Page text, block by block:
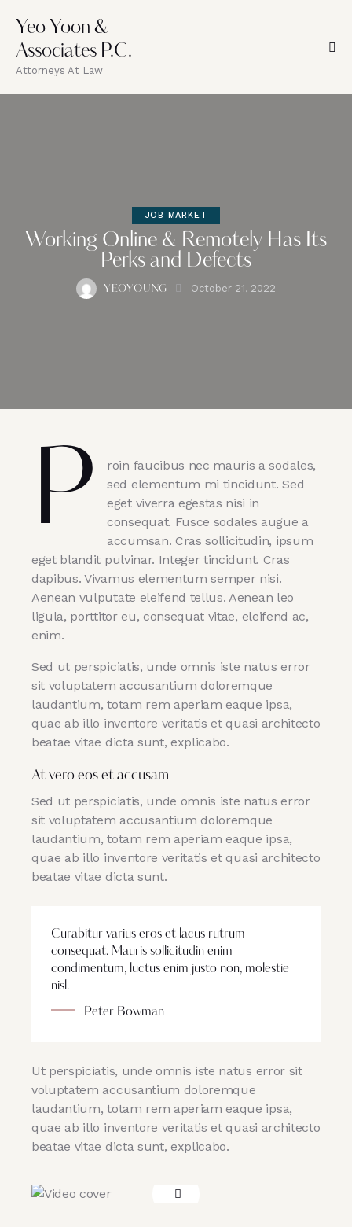
Yeo Yoon &
Associates P.C.
Attorneys At Law
JOB MARKET
Working Online & Remotely Has Its
Perks and Defects
YEOYOUNG October 21, 2022
P
roin faucibus nec mauris a sodales,
sed elementum mi tincidunt. Sed
eget viverra egestas nisi in
consequat. Fusce sodales augue a
accumsan. Cras sollicitudin, ipsum
eget blandit pulvinar. Integer tincidunt. Cras
dapibus. Vivamus elementum semper nisi.
Aenean vulputate eleifend tellus. Aenean leo
ligula, porttitor eu, consequat vitae, eleifend ac,
enim.
Sed ut perspiciatis, unde omnis iste natus error
sit voluptatem accusantium doloremque
laudantium, totam rem aperiam eaque ipsa,
quae ab illo inventore veritatis et quasi architecto
beatae vitae dicta sunt, explicabo.
At vero eos et accusam
Sed ut perspiciatis, unde omnis iste natus error
sit voluptatem accusantium doloremque
laudantium, totam rem aperiam eaque ipsa,
quae ab illo inventore veritatis et quasi architecto
beatae vitae dicta sunt.
Curabitur varius eros et lacus rutrum
consequat. Mauris sollicitudin enim
condimentum, luctus enim justo non, molestie
nisl.
Peter Bowman
Ut perspiciatis, unde omnis iste natus error sit
voluptatem accusantium doloremque
laudantium, totam rem aperiam eaque ipsa,
quae ab illo inventore veritatis et quasi architecto
beatae vitae dicta sunt, explicabo.